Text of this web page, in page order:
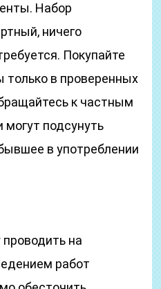
Набор
ничего
Покупайте
в проверенных
к частным
могут подсунуть
в употреблении
на
работ